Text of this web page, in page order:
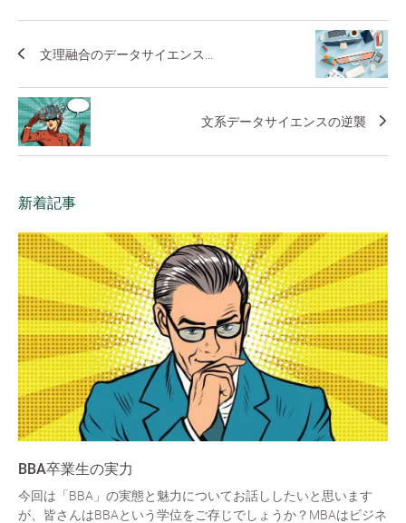
文理融合のデータサイエンス...
文系データサイエンスの逆襲
新着記事
BBA卒業生の実力
今回は「BBA」の実態と魅力についてお話ししたいと思います
が、皆さんはBBAという学位をご存じでしょうか？MBAはビジネ